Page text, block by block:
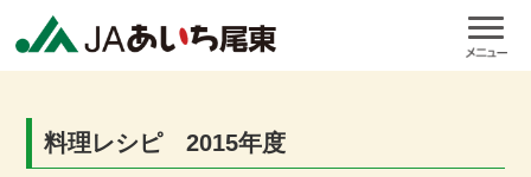
料理レシピ 2015年度